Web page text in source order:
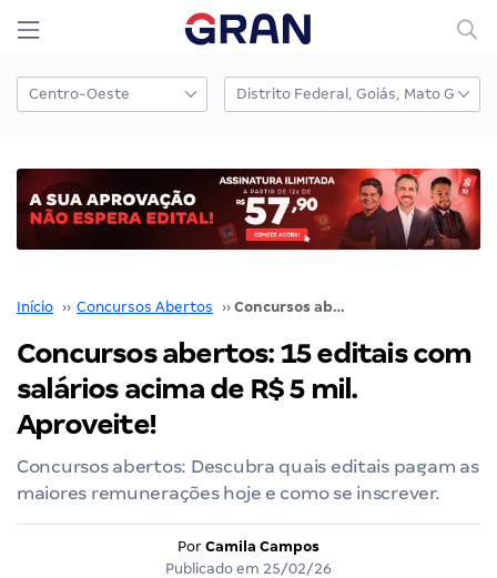
Início ›› Concursos Abertos ›› Concursos abertos: 15 editais com salários acima de R$ 5 mil. Aproveite!
Concursos abertos: 15 editais com
salários acima de R$ 5 mil.
Aproveite!
Concursos abertos: Descubra quais editais pagam as
maiores remunerações hoje e como se inscrever.
Por Camila Campos
Publicado em 25/02/26